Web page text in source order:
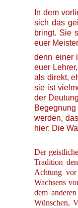
In dem
sich das
bringt. Sie
euer
denn einer
euer
als direkt,
sie ist
der
werden,
hier: Die
Der
Tradition
Achtung
Wachsens
dem
Wünschen,